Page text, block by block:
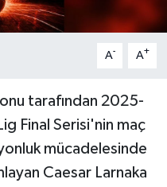
A- A+
tarafından 2025-
Final Serisi'nin maç
mücadelesinde
Caesar Larnaka